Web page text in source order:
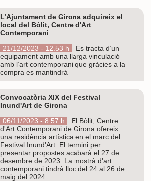
L’Ajuntament de Girona adquireix el
local del Bòlit, Centre d'Art
Contemporani
21/12/2023 - 12.53 h
Es tracta d’un
equipament amb una llarga vinculació
amb l’art contemporani que gràcies a la
compra es mantindrà
Convocatòria XIX del Festival
Inund'Art de Girona
06/11/2023 - 8.57 h
El Bòlit, Centre
d'Art Contemporani de Girona ofereix
una residència artística en el marc del
Festival Inund'Art. El termini per
presentar propostes acabarà el 27 de
desembre de 2023. La mostrà d'art
contemporani tindrà lloc del 24 al 26 de
maig del 2024.